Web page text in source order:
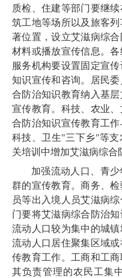
质检、住建等部门要继
筑工地等场所以及旅客
著位置，设立艾滋病综
材料或播放宣传信息。
服务机构要设置固定宣
知识宣传和咨询。居民
合防治知识教育纳入基
宣传教育。科技、农业
合防治知识宣传教育工作
科技、卫生"三下乡"等
关培训中增加艾滋病综合
加强流动人口、青
群的宣传教育。商务、
员等出入境人员艾滋病
门要将艾滋病综合防治
流动人口较为集中的城
流动人口居住聚集区域
传教育工作。工商和工
其负责管理的农民工集